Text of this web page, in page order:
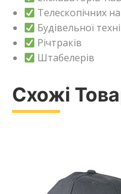
Телескопічних
Будівельної
Річтраків
Штабелерів
Схожі